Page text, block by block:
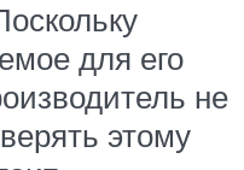
для его
не
этому